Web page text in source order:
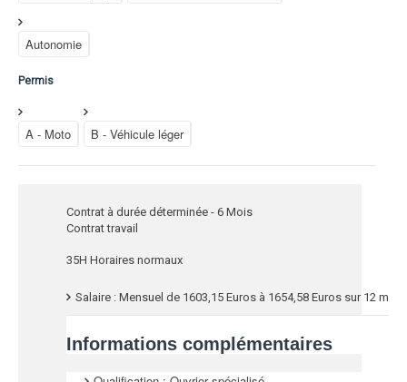
Autonomie
Permis
A - Moto B - Véhicule léger
Contrat à durée déterminée - 6 Mois
Contrat travail
35H Horaires normaux
Salaire : Mensuel de 1603,15 Euros à 1654,58 Euros sur 12 mois
Informations complémentaires